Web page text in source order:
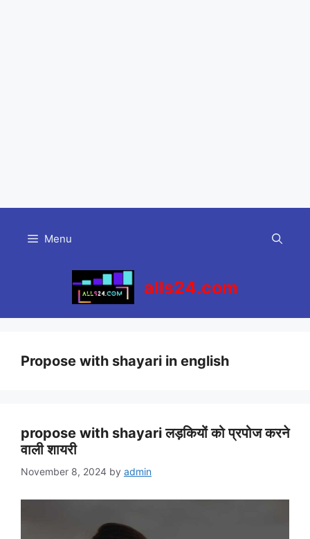
content
Menu
alls24.com
Propose with shayari in english
propose with shayari लड़कियों को प्रपोज करने
वाली शायरी
November 8, 2024 by admin